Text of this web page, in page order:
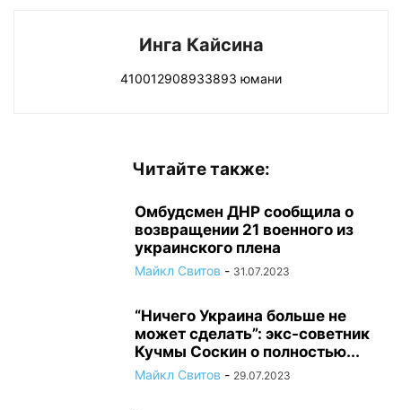
Инга Кайсина
410012908933893 юмани
Читайте также:
Омбудсмен ДНР сообщила о
возвращении 21 военного из
украинского плена
Майкл Свитов - 31.07.2023
“Ничего Украина больше не
может сделать”: экс-советник
Кучмы Соскин о полностью...
Майкл Свитов - 29.07.2023